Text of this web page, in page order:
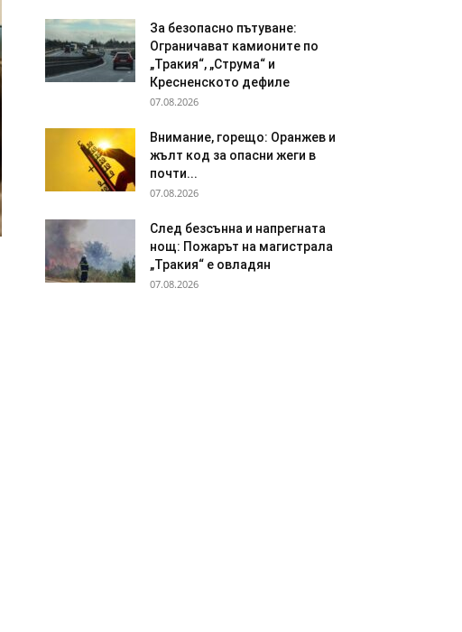
За безопасно пътуване:
Ограничават камионите по
„Тракия“, „Струма“ и
Кресненското дефиле
07.08.2026
Внимание, горещо: Оранжев и
жълт код за опасни жеги в
почти...
07.08.2026
След безсънна и напрегната
нощ: Пожарът на магистрала
„Тракия“ е овладян
07.08.2026